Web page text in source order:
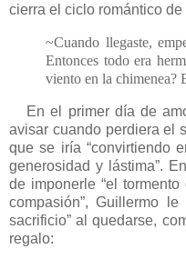
cierra el ciclo romántico de
~Cuando llegaste,
Entonces todo era
viento en la chimenea?
En el primer día de
avisar cuando perdiera el
que se iría “convirtiendo
generosidad y lástima”.
de imponerle “el
compasión”, Guillermo
sacrificio” al quedarse,
regalo: